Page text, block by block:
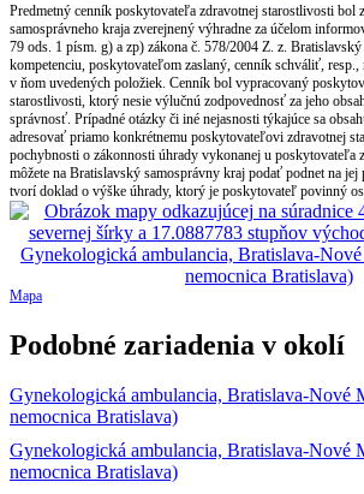
Predmetný cenník poskytovateľa zdravotnej starostlivosti bol
samosprávneho kraja zverejnený výhradne za účelom
79 ods. 1 písm. g) a zp) zákona č. 578/2004 Z. z.
kompetenciu, poskytovateľom zaslaný, cenník schváliť,
v ňom uvedených položiek. Cenník bol vypracovaný
starostlivosti, ktorý nesie výlučnú zodpovednosť za jeho
správnosť. Prípadné otázky či iné nejasnosti týkajúce sa
adresovať priamo konkrétnemu poskytovateľovi zdravotnej
pochybnosti o zákonnosti úhrady vykonanej u poskytovateľa
môžete na Bratislavský samosprávny kraj podať podnet na
tvorí doklad o výške úhrady, ktorý je poskytovateľ povinný
Mapa
Podobné zariadenia v okolí
Gynekologická ambulancia, Bratislava-Nové
nemocnica Bratislava)
Gynekologická ambulancia, Bratislava-Nové
nemocnica Bratislava)